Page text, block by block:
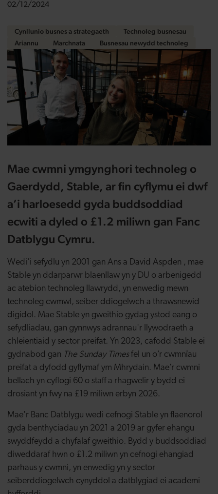
02/12/2024
Cynllunio busnes a strategaeth
Technoleg busnesau
Ariannu
Marchnata Busnesau newydd technoleg
Mae cwmni ymgynghori technoleg o
Gaerdydd, Stable, ar fin cyflymu ei dwf
a’i harloesedd gyda buddsoddiad
ecwiti a dyled o £1.2 miliwn gan Fanc
Datblygu Cymru.
Wedi’i sefydlu yn 2001 gan Ans a David Aspden , mae
Stable yn ddarparwr blaenllaw yn y DU o arbenigedd
ac atebion technoleg llawrydd, yn enwedig mewn
technoleg cwmwl, seiber ddiogelwch a thrawsnewid
digidol. Mae Stable yn gweithio gydag ystod eang o
sefydliadau, gan gynnwys adrannau'r llywodraeth a
chleientiaid y sector preifat. Yn 2023, cafodd Stable ei
gydnabod gan The Sunday Timesfel un o’r cwmnïau
preifat a dyfodd gyflymaf ym Mhrydain. Mae’r cwmni
bellach yn cyflogi 60 o staff a rhagwelir y bydd ei
drosiant yn fwy na £19 miliwn erbyn 2026.
Mae'r Banc Datblygu wedi cefnogi Stable yn flaenorol
gyda benthyciadau yn 2021 a 2019 ar gyfer ehangu
swyddfeydd a chyfalaf gweithio. Bydd y buddsoddiad
diweddaraf hwn o £1.2 miliwn yn cefnogi ehangiad
parhaus y cwmni, yn enwedig yn y sector
seiberddiogelwch cynyddol a datblygiad ei academi